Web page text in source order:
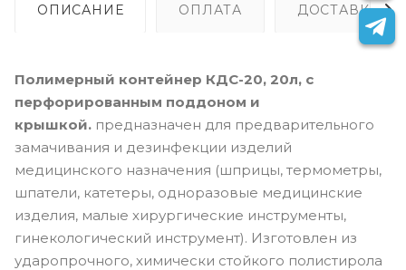
ОПИСАНИЕ ОПЛАТА ДОСТАВКА
Полимерный контейнер КДС-20, 20л, с
перфорированным поддоном и
крышкой. предназначен для предварительного
замачивания и дезинфекции изделий
медицинского назначения (шприцы, термометры,
шпатели, катетеры, одноразовые медицинские
изделия, малые хирургические инструменты,
гинекологический инструмент). Изготовлен из
ударопрочного, химически стойкого полистирола